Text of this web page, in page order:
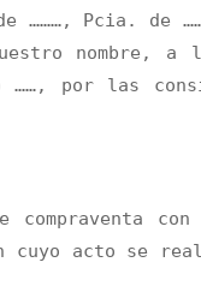
………, Pcia.
nombre, a
……, por las
compraventa
cuyo acto se